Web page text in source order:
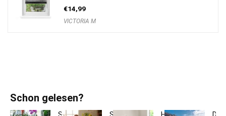
€14,99
VICTORIA M
Schon gelesen?